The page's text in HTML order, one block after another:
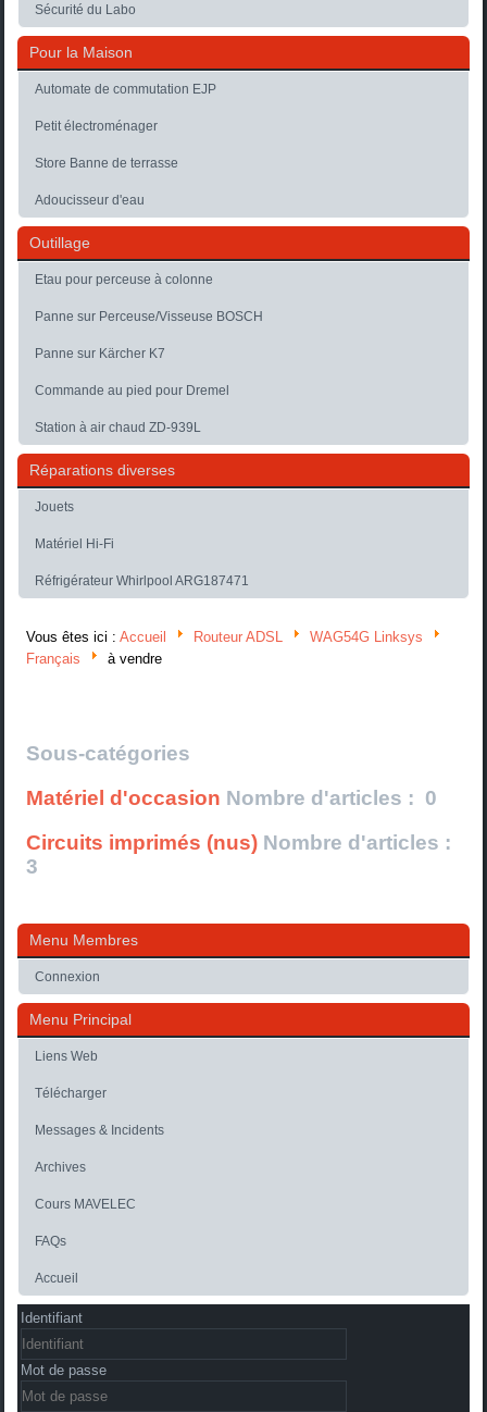
Sécurité du Labo
Pour la Maison
Automate de commutation EJP
Petit électroménager
Store Banne de terrasse
Adoucisseur d'eau
Outillage
Etau pour perceuse à colonne
Panne sur Perceuse/Visseuse BOSCH
Panne sur Kärcher K7
Commande au pied pour Dremel
Station à air chaud ZD-939L
Réparations diverses
Jouets
Matériel Hi-Fi
Réfrigérateur Whirlpool ARG187471
Vous êtes ici :Accueil Routeur ADSL
WAG54G Linksys
Français
à vendre
Sous-catégories
Matériel d'occasion Nombre d'articles : 0
Circuits imprimés (nus) Nombre d'articles :
3
Menu Membres
Connexion
Menu Principal
Liens Web
Télécharger
Messages & Incidents
Archives
Cours MAVELEC
FAQs
Accueil
Identifiant
Mot de passe